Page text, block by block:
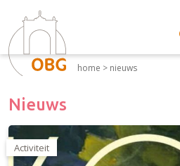
home > nieuws
Nieuws
Activiteit